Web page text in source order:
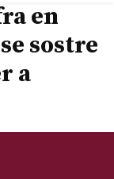
en
sostre
a